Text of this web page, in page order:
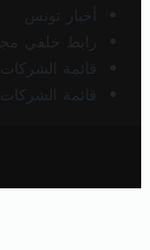
أخبار تونس
رابط خلفي
قائمة الشركات
قائمة الشركات